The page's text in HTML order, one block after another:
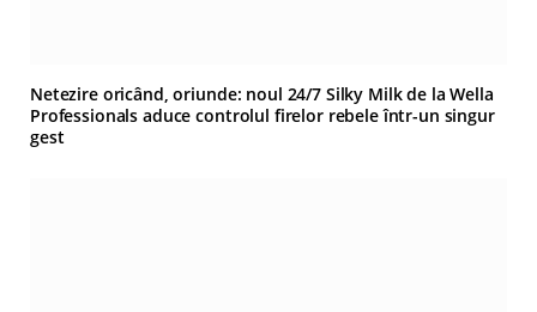
Netezire oricând, oriunde: noul 24/7 Silky Milk de la Wella
Professionals aduce controlul firelor rebele într-un singur
gest